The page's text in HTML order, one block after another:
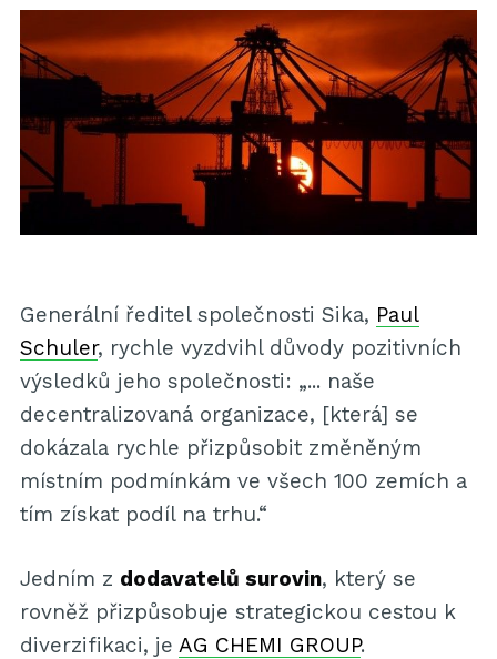
Generální ředitel společnosti Sika, Paul
Schuler, rychle vyzdvihl důvody pozitivních
výsledků jeho společnosti: „... naše
decentralizovaná organizace, [která] se
dokázala rychle přizpůsobit změněným
místním podmínkám ve všech 100 zemích a
tím získat podíl na trhu.“
Jedním z dodavatelů surovin, který se
rovněž přizpůsobuje strategickou cestou k
diverzifikaci, je AG CHEMI GROUP.